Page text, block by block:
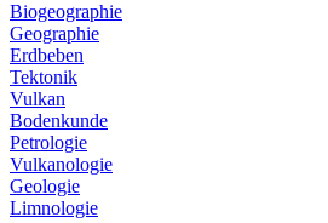
Biogeographie
Geographie
Erdbeben
Tektonik
Vulkan
Bodenkunde
Petrologie
Vulkanologie
Geologie
Limnologie